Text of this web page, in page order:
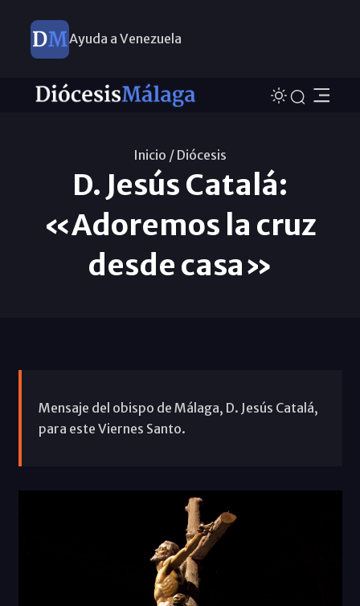
Ayuda a Venezuela
Inicio / Diócesis
D. Jesús Catalá:
«Adoremos la cruz
desde casa»
Mensaje del obispo de Málaga, D. Jesús Catalá,
para este Viernes Santo.